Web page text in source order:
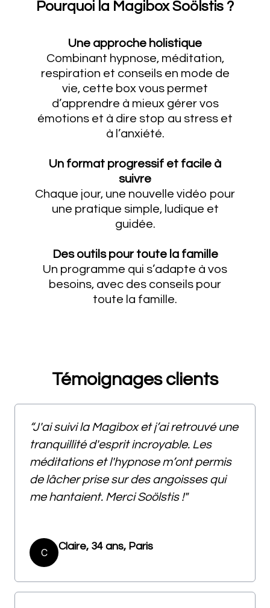
Pourquoi la Magibox Soölstis ?
Une approche holistique
Combinant hypnose, méditation,
respiration et conseils en mode de
vie, cette box vous permet
d’apprendre à mieux gérer vos
émotions et à dire stop au stress et
à l’anxiété.
Un format progressif et facile à
suivre
Chaque jour, une nouvelle vidéo pour
une pratique simple, ludique et
guidée.
Des outils pour toute la famille
Un programme qui s’adapte à vos
besoins, avec des conseils pour
toute la famille.
Témoignages clients
“J'ai suivi la Magibox et j’ai retrouvé une
tranquillité d'esprit incroyable. Les
méditations et l'hypnose m’ont permis
de lâcher prise sur des angoisses qui
me hantaient. Merci Soölstis !"
C
Claire, 34 ans, Paris